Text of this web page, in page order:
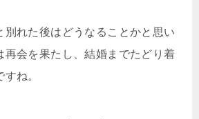
別れた後はどうなることかと思い
再会を果たし、結婚までたどり着
ね。